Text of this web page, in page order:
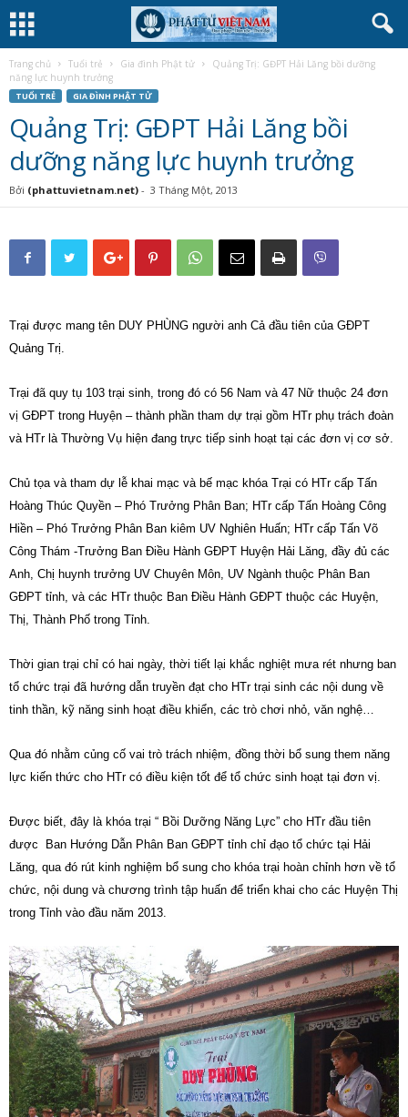
Trang chủ Tuổi trẻ Gia đình Phật tử
Quảng Trị: GĐPT Hải Lăng bồi dưỡng
năng lực huynh trưởng
TUỔI TRẺ GIA ĐÌNH PHẬT TỬ
Quảng Trị: GĐPT Hải Lăng bồi
dưỡng năng lực huynh trưởng
Bởi (phattuvietnam.net) - 3 Tháng Một, 2013
Trại được mang tên DUY PHÙNG người anh Cả đầu tiên của GĐPT
Quảng Trị.
Trại đã quy tụ 103 trại sinh, trong đó có 56 Nam và 47 Nữ thuộc 24 đơn
vị GĐPT trong Huyện – thành phần tham dự trại gồm HTr phụ trách đoàn
và HTr là Thường Vụ hiện đang trực tiếp sinh hoạt tại các đơn vị cơ sở.
Chủ tọa và tham dự lễ khai mạc và bế mạc khóa Trại có HTr cấp Tấn
Hoàng Thúc Quyền – Phó Trưởng Phân Ban; HTr cấp Tấn Hoàng Công
Hiền – Phó Trưởng Phân Ban kiêm UV Nghiên Huấn; HTr cấp Tấn Võ
Công Thám -Trưởng Ban Điều Hành GĐPT Huyện Hải Lăng, đầy đủ các
Anh, Chị huynh trưởng UV Chuyên Môn, UV Ngành thuộc Phân Ban
GĐPT tỉnh, và các HTr thuộc Ban Điều Hành GĐPT thuộc các Huyện,
Thị, Thành Phố trong Tỉnh.
Thời gian trại chỉ có hai ngày, thời tiết lại khắc nghiệt mưa rét nhưng ban
tổ chức trại đã hướng dẫn truyền đạt cho HTr trại sinh các nội dung về
tinh thần, kỹ năng sinh hoạt điều khiển, các trò chơi nhỏ, văn nghệ…
Qua đó nhằm củng cố vai trò trách nhiệm, đồng thời bổ sung them năng
lực kiến thức cho HTr có điều kiện tốt để tổ chức sinh hoạt tại đơn vị.
Được biết, đây là khóa trại “ Bồi Dưỡng Năng Lực” cho HTr đầu tiên
được Ban Hướng Dẫn Phân Ban GĐPT tỉnh chỉ đạo tổ chức tại Hải
Lăng, qua đó rút kinh nghiệm bổ sung cho khóa trại hoàn chỉnh hơn về tổ
chức, nội dung và chương trình tập huấn để triển khai cho các Huyện Thị
trong Tỉnh vào đầu năm 2013.